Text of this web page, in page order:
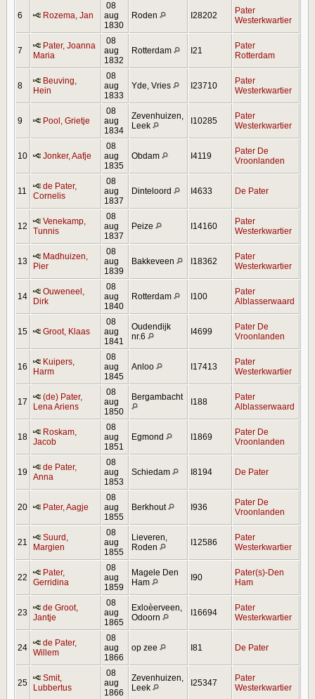
6 Rozema, Jan
08
aug
1830
Roden I28202
Pater
Westerkwartier
7
Pater, Joanna
Maria
08
aug
1832
Rotterdam I21
Pater
Rotterdam
8
Beuving,
Hein
08
aug
1833
Yde, Vries I23710
Pater
Westerkwartier
9 Pool, Grietje
08
aug
1834
Zevenhuizen,
Leek
I10285
Pater
Westerkwartier
10 Jonker, Aafje
08
aug
1835
Obdam I4119
Pater De
Vroonlanden
11
de Pater,
Cornelis
08
aug
1837
Dinteloord I4633 De Pater
12
Venekamp,
Tunnis
08
aug
1837
Peize I14160
Pater
Westerkwartier
13
Madhuizen,
Pier
08
aug
1839
Bakkeveen I18362
Pater
Westerkwartier
14
Ouweneel,
Dirk
08
aug
1840
Rotterdam I100
Pater
Alblasserwaard
15 Groot, Klaas
08
aug
1841
Oudendijk
nr.6
I4699
Pater De
Vroonlanden
16
Kuipers,
Harm
08
aug
1845
Anloo I17413
Pater
Westerkwartier
17
(de) Pater,
Lena Ariens
08
aug
1850
Bergambacht I188
Pater
Alblasserwaard
18
Roskam,
Jacob
08
aug
1851
Egmond I1869
Pater De
Vroonlanden
19
de Pater,
Anna
08
aug
1853
Schiedam I8194 De Pater
20 Pater, Aagje
08
aug
1855
Berkhout I936
Pater De
Vroonlanden
21
Suurd,
Margien
08
aug
1855
Lieveren,
Roden
I12586
Pater
Westerkwartier
22
Pater,
Gerridina
08
aug
1859
Magele Den
Ham
I90
Pater(s)-Den
Ham
23
de Groot,
Jantje
08
aug
1865
Exloèerveen,
Odoorn
I16694
Pater
Westerkwartier
24
de Pater,
Willem
08
aug
1866
op zee I81 De Pater
25
Smit,
Lubbertus
08
aug
1866
Zevenhuizen,
Leek
I25347
Pater
Westerkwartier